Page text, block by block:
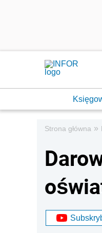
Strona główna »